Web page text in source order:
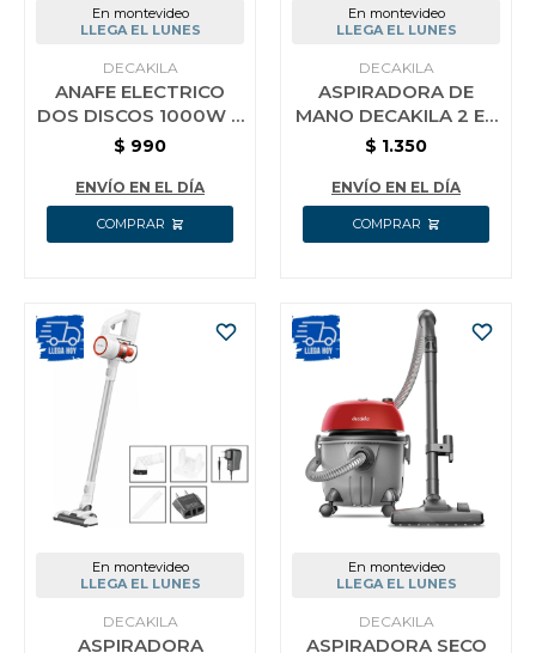
En montevideo
LLEGA EL LUNES
DECAKILA
ANAFE ELECTRICO
DOS DISCOS 1000W +
1000W PORTATIL
$ 990
ENVÍO EN EL DÍA
En montevideo
LLEGA EL LUNES
DECAKILA
ASPIRADORA DE
MANO DECAKILA 2 EN
1 600W CECV006B
$ 1.350
ENVÍO EN EL DÍA
En montevideo
LLEGA EL LUNES
DECAKILA
ASPIRADORA
En montevideo
LLEGA EL LUNES
DECAKILA
ASPIRADORA SECO